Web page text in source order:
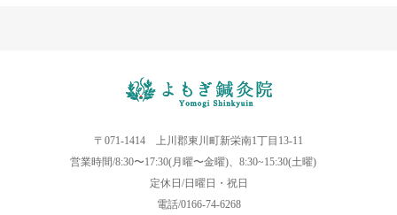
〒071-1414 上川郡東川町新栄南1丁目13-11
営業時間/8:30〜17:30(月曜〜金曜)、8:30~15:30(土曜)
定休日/日曜日・祝日
電話/0166-74-6268